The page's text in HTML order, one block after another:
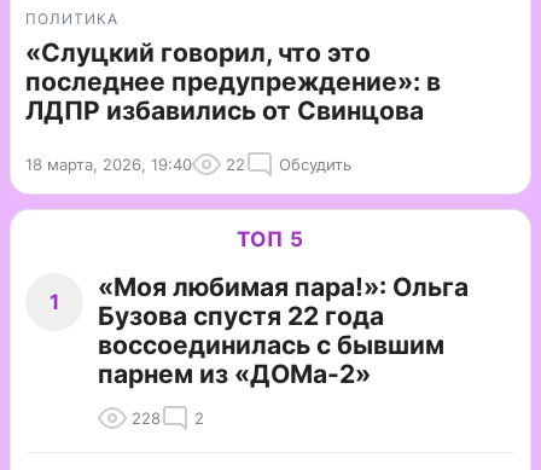
ПОЛИТИКА
«Слуцкий говорил, что это
последнее предупреждение»: в
ЛДПР избавились от Свинцова
18 марта, 2026, 19:40 22 Обсудить
ТОП 5
1
«Моя любимая пара!»: Ольга
Бузова спустя 22 года
воссоединилась с бывшим
парнем из «ДОМа-2»
228 2